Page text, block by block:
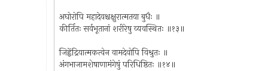
अघोरोपि महादेवश्चक्षुरात्मतया बुधैः ॥
कीर्तितः सर्वभूतानां शरीरेषु व्यवस्थितः ॥१३॥
जिह्वेंद्रियात्मकत्वेन वामदेवोपि विश्रुतः ॥
अंगभाजामशेषाणामंगेषुं परिधिष्ठितः ॥१४॥